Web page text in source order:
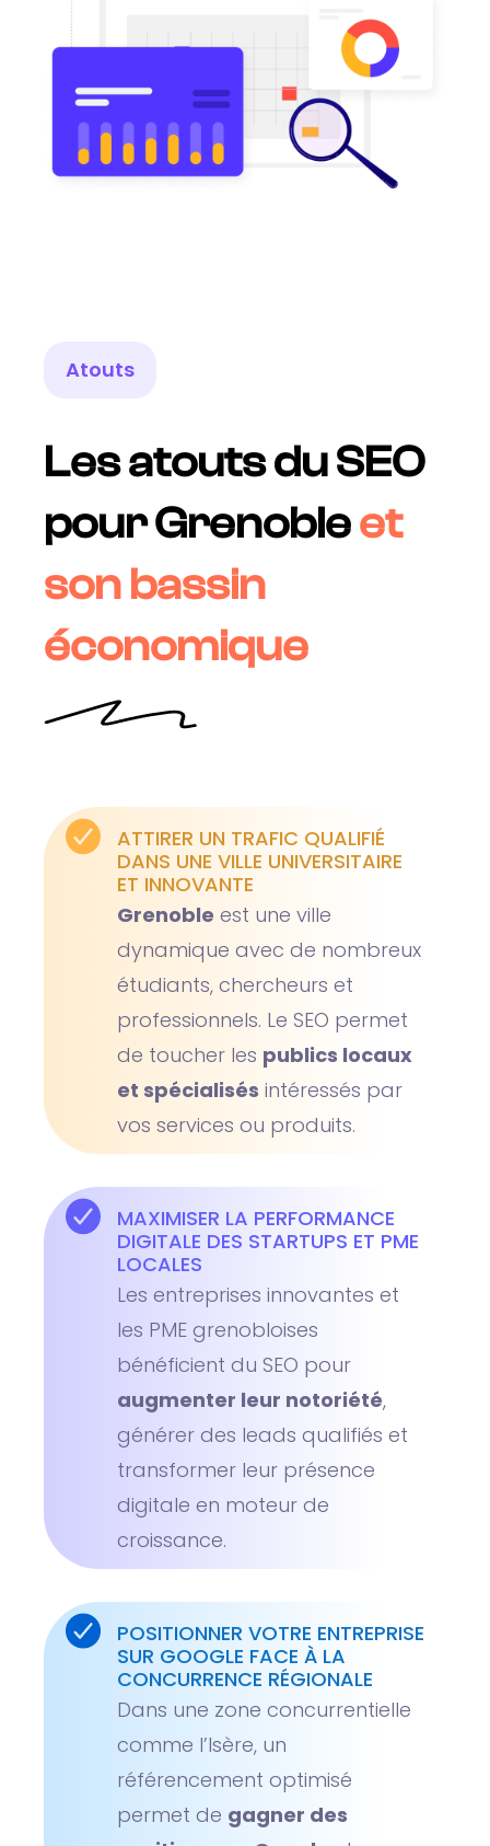
Atouts
Les atouts du SEO
pour Grenobleet
son bassin
économique
ATTIRER UN TRAFIC QUALIFIÉ
DANS UNE VILLE UNIVERSITAIRE
ET INNOVANTE
Grenoble est une ville
dynamique avec de nombreux
étudiants, chercheurs et
professionnels. Le SEO permet
de toucher les publics locaux
et spécialisés intéressés par
vos services ou produits.
MAXIMISER LA PERFORMANCE
DIGITALE DES STARTUPS ET PME
LOCALES
Les entreprises innovantes et
les PME grenobloises
bénéficient du SEO pour
augmenter leur notoriété,
générer des leads qualifiés et
transformer leur présence
digitale en moteur de
croissance.
POSITIONNER VOTRE ENTREPRISE
SUR GOOGLE FACE À LA
CONCURRENCE RÉGIONALE
Dans une zone concurrentielle
comme l’Isère, un
référencement optimisé
permet de gagner des